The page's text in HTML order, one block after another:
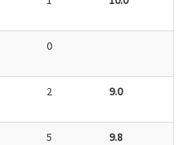
0
2 9.0
5 9.8